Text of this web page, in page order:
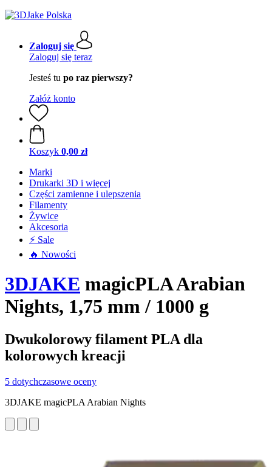
Zaloguj się
Zaloguj się teraz
Jesteś tu po raz pierwszy?
Załóż konto
Koszyk 0,00 zł
Marki
Drukarki 3D i więcej
Części zamienne i ulepszenia
Filamenty
Żywice
Akcesoria
⚡ Sale
🔥 Nowości
3DJAKE magicPLA Arabian
Nights, 1,75 mm / 1000 g
Dwukolorowy filament PLA dla
kolorowych kreacji
5 dotychczasowe oceny
3DJAKE magicPLA Arabian Nights